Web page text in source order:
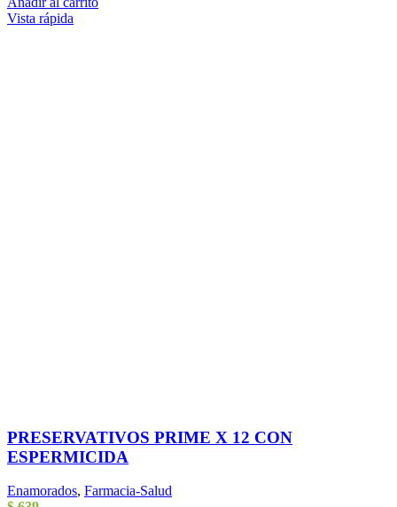
Vista rápida
PRESERVATIVOS PRIME X 12 CON
ESPERMICIDA
Enamorados, Farmacia-Salud